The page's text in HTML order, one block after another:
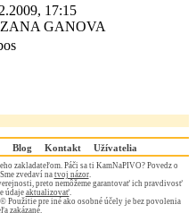
17:15
GANOVA
Blog Kontakt Užívatelia
zakladateľom. Páči sa ti KamNaPIVO? Povedz o
zvedaví natvoj názor.
preto nemôžeme garantovať ich pravdivosť
údaje aktualizovať.
Použitie pre iné ako osobné účely je bez povolenia
zakázané.